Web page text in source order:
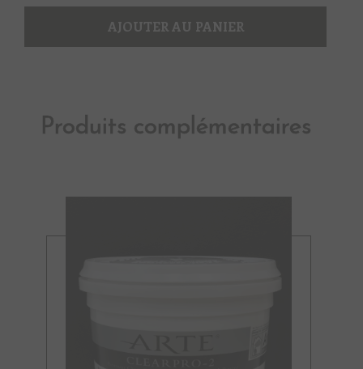
2
AJOUTER AU PANIER
Produits complémentaires